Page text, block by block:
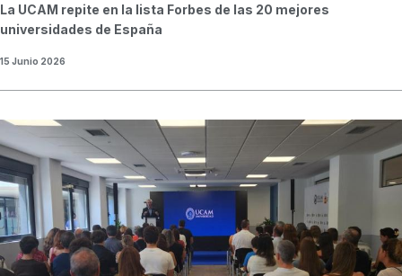
La UCAM repite en la lista Forbes de las 20 mejores
universidades de España
15 Junio 2026